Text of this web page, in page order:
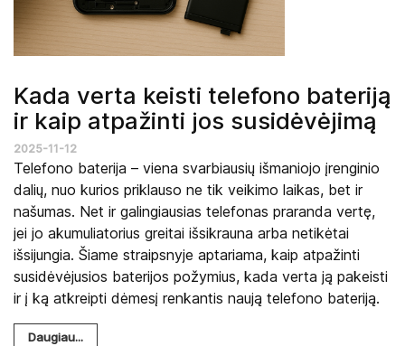
Kada verta keisti telefono bateriją
ir kaip atpažinti jos susidėvėjimą
2025-11-12
Telefono baterija – viena svarbiausių išmaniojo įrenginio
dalių, nuo kurios priklauso ne tik veikimo laikas, bet ir
našumas. Net ir galingiausias telefonas praranda vertę,
jei jo akumuliatorius greitai išsikrauna arba netikėtai
išsijungia. Šiame straipsnyje aptariama, kaip atpažinti
susidėvėjusios baterijos požymius, kada verta ją pakeisti
ir į ką atkreipti dėmesį renkantis naują telefono bateriją.
Daugiau...